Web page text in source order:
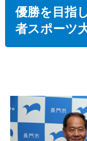
優勝を目指
者スポーツ